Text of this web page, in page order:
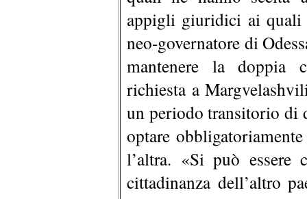
appigli giuridici ai quali
neo-governatore di
mantenere la doppia
richiesta a
un periodo transitorio di
optare
l’altra. «Si può essere
cittadinanza dell’altro